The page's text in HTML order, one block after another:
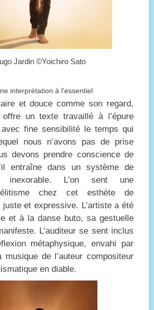
Jardin ©Yoichiro Sato
interprétation à l’essentiel
et douce comme son regard,
un texte travaillé à l’épure
fine sensibilité le temps qui
nous n’avons pas de prise
devons prendre conscience de
entraîne dans un système de
inexorable. L’on sent une
chez cet esthète de
juste et expressive. L’artiste a été
et à la danse buto, sa gestuelle
L’auditeur se sent inclus
métaphysique, envahi par
de l’auteur compositeur
en diable.